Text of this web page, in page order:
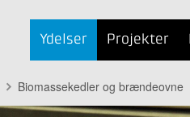
Ydelser Projekter
Biomassekedler og brændeovne